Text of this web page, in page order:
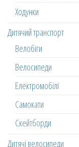
Ходунки
Дитячий транспорт
Велобіги
Велосипеди
Електромобілі
Самокати
Скейтборди
Дитячі велосипеди